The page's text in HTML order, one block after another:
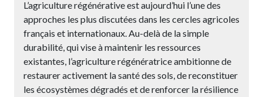
L’agriculture régénérative est aujourd’hui l’une des
approches les plus discutées dans les cercles agricoles
français et internationaux. Au-delà de la simple
durabilité, qui vise à maintenir les ressources
existantes, l’agriculture régénératrice ambitionne de
restaurer activement la santé des sols, de reconstituer
les écosystèmes dégradés et de renforcer la résilience